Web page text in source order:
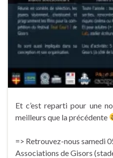
Et c’est reparti pour une
meilleurs que la précédente
=> Retrouvez-nous samedi
Associations de Gisors